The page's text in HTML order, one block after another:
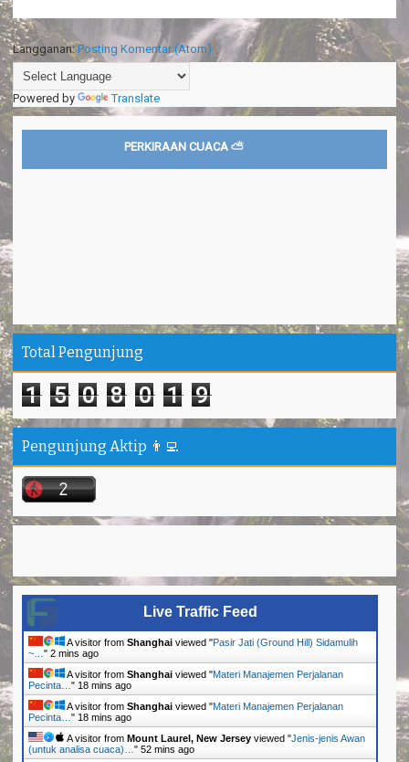
Langganan: Posting Komentar (Atom)
Powered by Translate
PERKIRAAN CUACA ⛅
Total Pengunjung
1 5 0 8 0 1 9
Pengunjung Aktip 👨‍💻
Live Traffic Feed
A visitor from Shanghai viewed "Pasir Jati (Ground Hill) Sidamulih
~… " 2 mins ago
A visitor from Shanghai viewed "Materi Manajemen Perjalanan
Pecinta… " 18 mins ago
A visitor from Shanghai viewed "Materi Manajemen Perjalanan
Pecinta… " 18 mins ago
A visitor from Mount Laurel, New Jersey viewed "Jenis-jenis Awan
(untuk analisa cuaca)… " 52 mins ago